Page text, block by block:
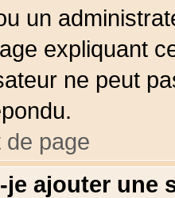
un
expliquant
ne peut
de page
ajouter une